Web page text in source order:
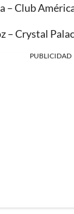
– Club
– Crystal
PUBLICIDAD